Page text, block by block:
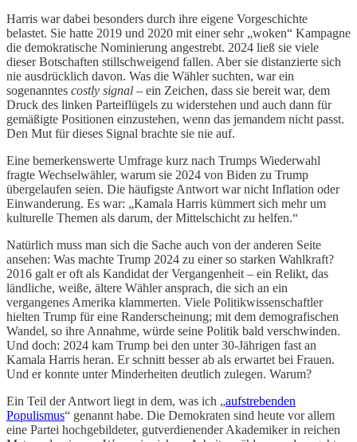
Harris war dabei besonders durch ihre eigene Vorgeschichte
belastet. Sie hatte 2019 und 2020 mit einer sehr „woken“ Kampagne
die demokratische Nominierung angestrebt. 2024 ließ sie viele
dieser Botschaften stillschweigend fallen. Aber sie distanzierte sich
nie ausdrücklich davon. Was die Wähler suchten, war ein
sogenanntes costly signal – ein Zeichen, dass sie bereit war, dem
Druck des linken Parteiflügels zu widerstehen und auch dann für
gemäßigte Positionen einzustehen, wenn das jemandem nicht passt.
Den Mut für dieses Signal brachte sie nie auf.
Eine bemerkenswerte Umfrage kurz nach Trumps Wiederwahl
fragte Wechselwähler, warum sie 2024 von Biden zu Trump
übergelaufen seien. Die häufigste Antwort war nicht Inflation oder
Einwanderung. Es war: „Kamala Harris kümmert sich mehr um
kulturelle Themen als darum, der Mittelschicht zu helfen.“
Natürlich muss man sich die Sache auch von der anderen Seite
ansehen: Was machte Trump 2024 zu einer so starken Wahlkraft?
2016 galt er oft als Kandidat der Vergangenheit – ein Relikt, das
ländliche, weiße, ältere Wähler ansprach, die sich an ein
vergangenes Amerika klammerten. Viele Politikwissenschaftler
hielten Trump für eine Randerscheinung; mit dem demografischen
Wandel, so ihre Annahme, würde seine Politik bald verschwinden.
Und doch: 2024 kam Trump bei den unter 30-Jährigen fast an
Kamala Harris heran. Er schnitt besser ab als erwartet bei Frauen.
Und er konnte unter Minderheiten deutlich zulegen. Warum?
Ein Teil der Antwort liegt in dem, was ich „aufstrebenden
Populismus“ genannt habe. Die Demokraten sind heute vor allem
eine Partei hochgebildeter, gutverdienender Akademiker in reichen